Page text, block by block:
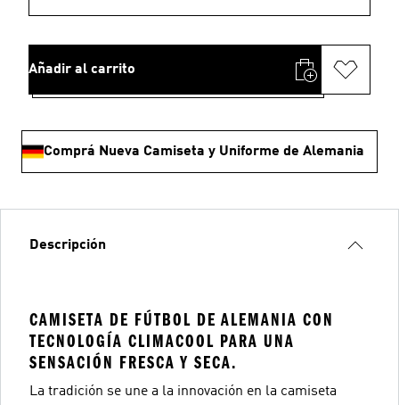
Añadir al carrito
Comprá Nueva Camiseta y Uniforme de Alemania
Descripción
CAMISETA DE FÚTBOL DE ALEMANIA CON
TECNOLOGÍA CLIMACOOL PARA UNA
SENSACIÓN FRESCA Y SECA.
La tradición se une a la innovación en la camiseta